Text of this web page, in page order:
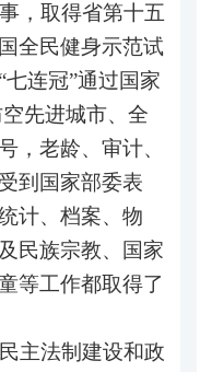
，取得省第十五
全民健身示范试
连冠”通过国家
先进城市、全
，老龄、审计、
到国家部委表
计、档案、物
民族宗教、国家
等工作都取得了
主法制建设和政